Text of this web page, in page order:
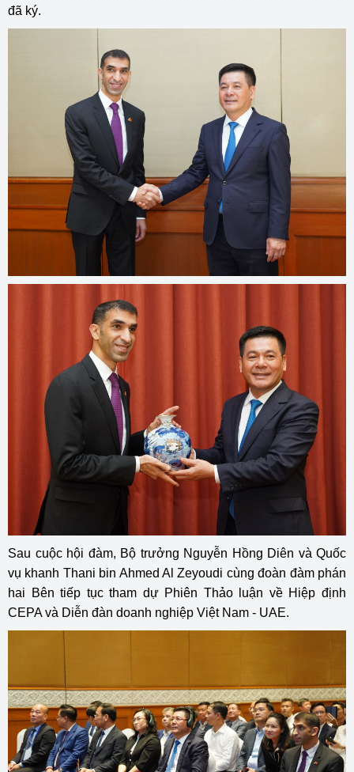
đã ký.
Sau cuộc hội đàm, Bộ trưởng Nguyễn Hồng Diên và Quốc
vụ khanh Thani bin Ahmed Al Zeyoudi cùng đoàn đàm phán
hai Bên tiếp tục tham dự Phiên Thảo luận về Hiệp định
CEPA và Diễn đàn doanh nghiệp Việt Nam - UAE.